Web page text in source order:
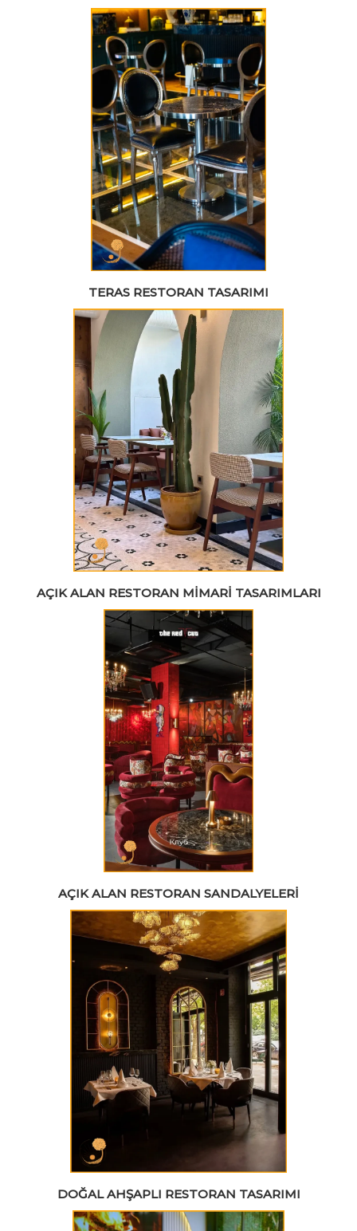
TERAS RESTORAN TASARIMI
AÇIK ALAN RESTORAN MIMARI TASARIMLARI
AÇIK ALAN RESTORAN SANDALYELERI
DOĞAL AHŞAPLI RESTORAN TASARIMI